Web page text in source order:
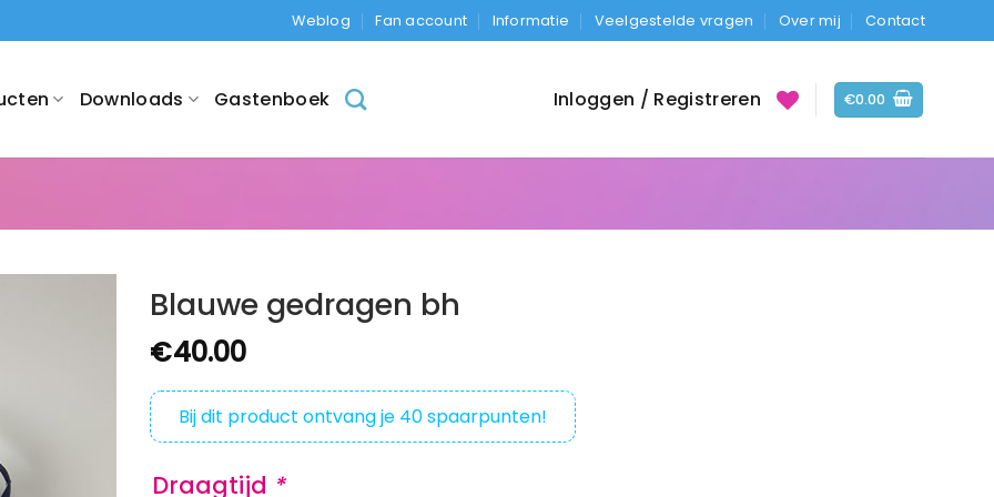
Weblog Fan account Informatie Veelgestelde vragen Over mij Contact
Downloads Gastenboek Inloggen / Registreren €0.00
Blauwe gedragen bh
€40.00
Bij dit product ontvang je 40spaarpunten!
Draagtijd *